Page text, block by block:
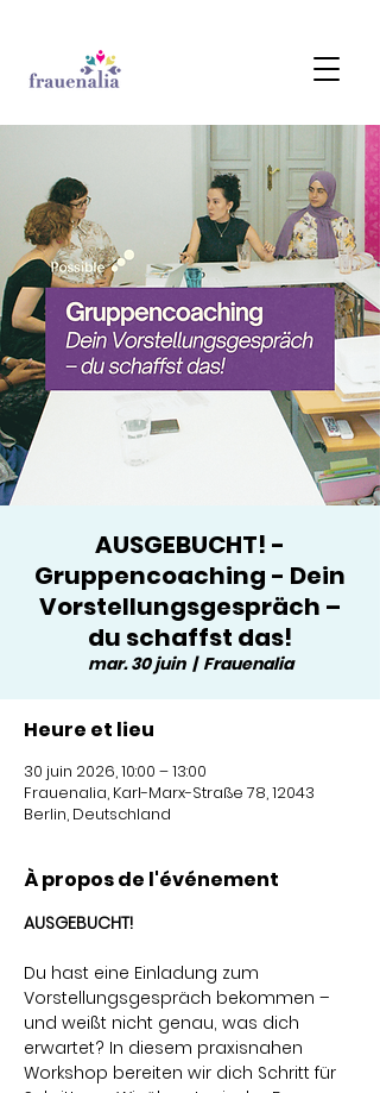
AUSGEBUCHT! -
Gruppencoaching - Dein
Vorstellungsgespräch –
du schaffst das!
mar. 30 juin
  |
Frauenalia
Heure et lieu
30 juin 2026, 10:00 – 13:00
Frauenalia, Karl-Marx-Straße 78, 12043
Berlin, Deutschland
À propos de l'événement
AUSGEBUCHT!
Du hast eine Einladung zum
Vorstellungsgespräch bekommen –
und weißt nicht genau, was dich
erwartet? In diesem praxisnahen
Workshop bereiten wir dich Schritt für